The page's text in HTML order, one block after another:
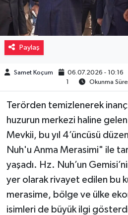
Paylaş
Samet Koçum 06.07.2026 - 10:16
1
Okunma
Terörden temizlenerek
huzurun merkezi haline
Mevkii, bu yıl 4’üncüsü
Nuh'u Anma Merasimi" ile
yaşadı. Hz. Nuh’un
yer olarak rivayet edilen bu
merasime, bölge ve ülke
isimleri de büyük ilgi
Sağlık
Sinemalar
Siyaset
Teknoloji
Türkiye
Yaşam